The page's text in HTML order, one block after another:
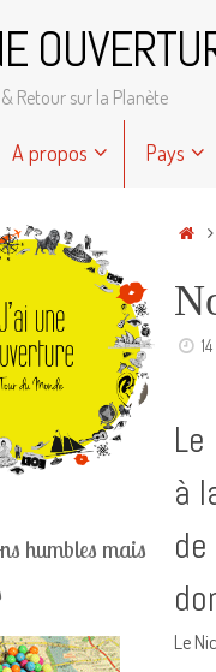
Retour sur la Planète
A propos Pays
à
Le
humbles mais